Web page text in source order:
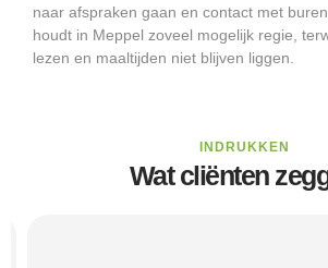
naar afspraken gaan en contact met
houdt in Meppel zoveel mogelijk regie,
lezen en maaltijden niet blijven liggen.
INDRUKKEN
Wat cliënten